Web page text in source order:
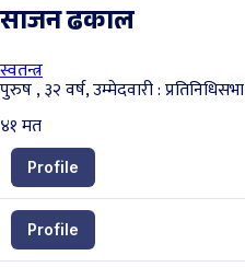
साजन ढकाल
स्वतन्त्र
पुरुष , ३२ वर्ष, उम्मेदवारी : प्रतिनिधिसभा
४१मत
Profile
Profile